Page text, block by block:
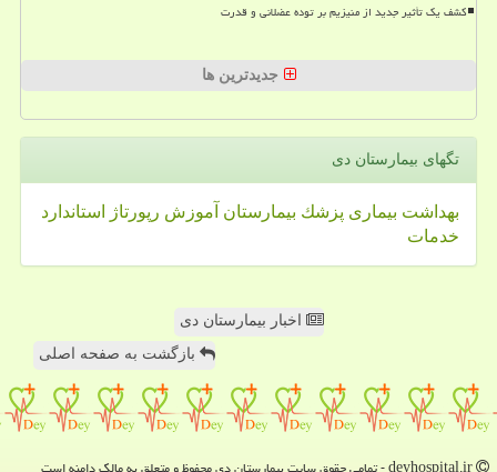
کشف یک تأثیر جدید از منیزیم بر توده عضلانی و قدرت
جدیدترین ها
تگهای بیمارستان دی
بهداشت بیماری پزشك بیمارستان آموزش رپورتاژ
استاندارد
خدمات
اخبار بیمارستان دی
بازگشت به صفحه اصلی